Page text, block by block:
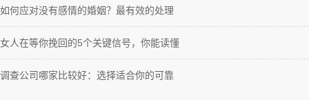
如何应对没有感情的婚姻？最有效的处理
女人在等你挽回的5个关键信号，你能读懂
调查公司哪家比较好：选择适合你的可靠